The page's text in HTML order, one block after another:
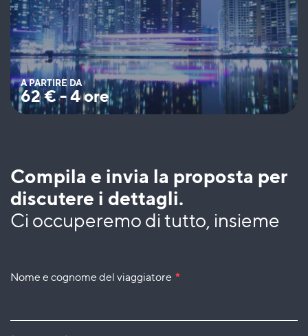
A PARTIRE DA
62€-4 ore
Compila e invia la proposta per
discutere i dettagli.
Ci occuperemo di tutto, insieme
Nome e cognome del viaggiatore *